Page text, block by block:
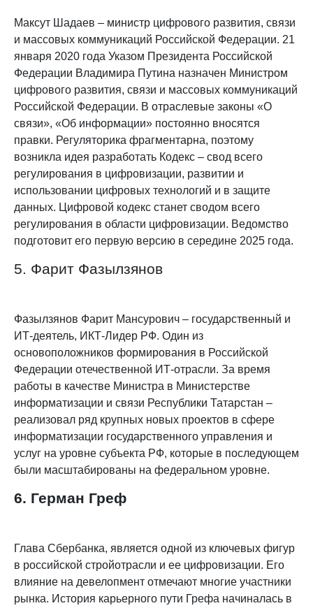
Максут Шадаев – министр цифрового развития, связи
и массовых коммуникаций Российской Федерации. 21
января 2020 года Указом Президента Российской
Федерации Владимира Путина назначен Министром
цифрового развития, связи и массовых коммуникаций
Российской Федерации. В отраслевые законы «О
связи», «Об информации» постоянно вносятся
правки. Регуляторика фрагментарна, поэтому
возникла идея разработать Кодекс – свод всего
регулирования в цифровизации, развитии и
использовании цифровых технологий и в защите
данных. Цифровой кодекс станет сводом всего
регулирования в области цифровизации. Ведомство
подготовит его первую версию в середине 2025 года.
5. Фарит Фазылзянов
Фазылзянов Фарит Мансурович – государственный и
ИТ-деятель, ИКТ-Лидер РФ. Один из
основоположников формирования в Российской
Федерации отечественной ИТ-отрасли. За время
работы в качестве Министра в Министерстве
информатизации и связи Республики Татарстан –
реализовал ряд крупных новых проектов в сфере
информатизации государственного управления и
услуг на уровне субъекта РФ, которые в последующем
были масштабированы на федеральном уровне.
6. Герман Греф
Глава Сбербанка, является одной из ключевых фигур
в российской стройотрасли и ее цифровизации. Его
влияние на девелопмент отмечают многие участники
рынка. История карьерного пути Грефа начиналась в